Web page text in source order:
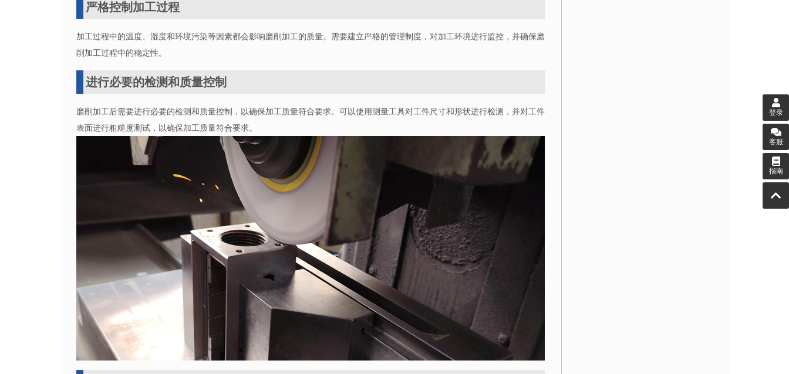
严格控制加工过程
加工过程中的温度、湿度和环境污染等因素都会影响磨削加工的质量。需要建立严格的管理制度，对加工环境进行监控，并确保磨
削加工过程中的稳定性。
进行必要的检测和质量控制
磨削加工后需要进行必要的检测和质量控制，以确保加工质量符合要求。可以使用测量工具对工件尺寸和形状进行检测，并对工件
表面进行粗糙度测试，以确保加工质量符合要求。
登录
客服
指南